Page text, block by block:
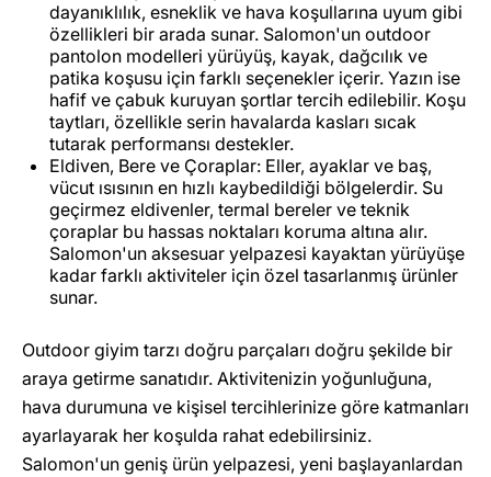
dayanıklılık, esneklik ve hava koşullarına uyum gibi
özellikleri bir arada sunar. Salomon'un outdoor
pantolon modelleri yürüyüş, kayak, dağcılık ve
patika koşusu için farklı seçenekler içerir. Yazın ise
hafif ve çabuk kuruyan şortlar tercih edilebilir. Koşu
taytları, özellikle serin havalarda kasları sıcak
tutarak performansı destekler.
Eldiven, Bere ve Çoraplar: Eller, ayaklar ve baş,
vücut ısısının en hızlı kaybedildiği bölgelerdir. Su
geçirmez eldivenler, termal bereler ve teknik
çoraplar bu hassas noktaları koruma altına alır.
Salomon'un aksesuar yelpazesi kayaktan yürüyüşe
kadar farklı aktiviteler için özel tasarlanmış ürünler
sunar.
Outdoor giyim tarzı doğru parçaları doğru şekilde bir
araya getirme sanatıdır. Aktivitenizin yoğunluğuna,
hava durumuna ve kişisel tercihlerinize göre katmanları
ayarlayarak her koşulda rahat edebilirsiniz.
Salomon'un geniş ürün yelpazesi, yeni başlayanlardan